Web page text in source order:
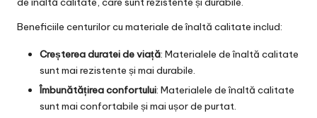
Beneficiile centurilor cu materiale de înaltă calitate includ:
Creșterea duratei de viață: Materialele de înaltă calitate
sunt mai rezistente și mai durabile.
Îmbunătățirea confortului: Materialele de înaltă calitate
sunt mai confortabile și mai ușor de purtat.